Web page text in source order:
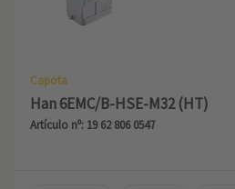
Capota
Han 6EMC/B-HSE-M32 (HT)
Artículo nº: 19 62 806 0547